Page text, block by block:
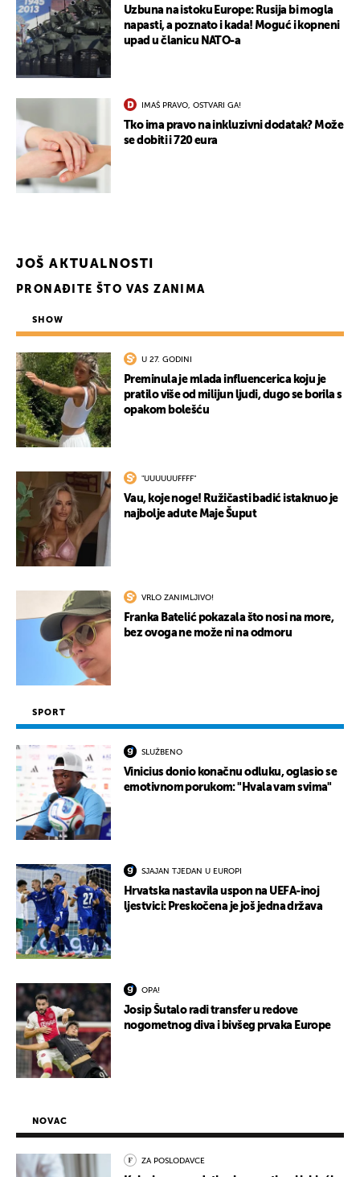
Uzbuna na istoku Europe: Rusija bi mogla
napasti, a poznato i kada! Moguć i kopneni
upad u članicu NATO-a
IMAŠ PRAVO, OSTVARI GA!
Tko ima pravo na inkluzivni dodatak? Može
se dobiti i 720 eura
JOŠ AKTUALNOSTI
PRONAĐITE ŠTO VAS ZANIMA
SHOW
U 27. GODINI
Preminula je mlada influencerica koju je
pratilo više od milijun ljudi, dugo se borila s
opakom bolešću
"UUUUUUFFFF"
Vau, koje noge! Ružičasti badić istaknuo je
najbolje adute Maje Šuput
VRLO ZANIMLJIVO!
Franka Batelić pokazala što nosi na more,
bez ovoga ne može ni na odmoru
SPORT
SLUŽBENO
Vinicius donio konačnu odluku, oglasio se
emotivnom porukom: "Hvala vam svima"
SJAJAN TJEDAN U EUROPI
Hrvatska nastavila uspon na UEFA-inoj
ljestvici: Preskočena je još jedna država
OPA!
Josip Šutalo radi transfer u redove
nogometnog diva i bivšeg prvaka Europe
NOVAC
ZA POSLODAVCE